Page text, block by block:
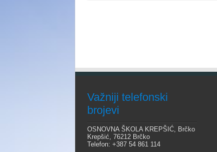
Važniji telefonski
brojevi
OSNOVNA ŠKOLA KREPŠIĆ, Brčko
Krepšić, 76212 Brčko
Telefon: +387 54 861 114